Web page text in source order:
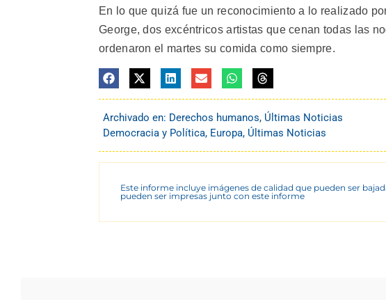
En lo que quizá fue un reconocimiento a lo realizado
George, dos excéntricos artistas que cenan todas las
ordenaron el martes su comida como siempre.
Archivado en: Derechos humanos, Últimas Noticias
Democracia y Política, Europa, Últimas Noticias
Este informe incluye imágenes de calidad que pueden ser
pueden ser impresas junto con este informe